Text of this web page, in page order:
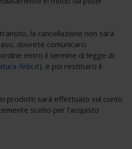
la cancellazione non sarà
dovrete comunicarci
entro il termine di legge di
felix.it). e poi restituirci il
prodotti sarà effettuato sul conto
scelto per l’acquisto